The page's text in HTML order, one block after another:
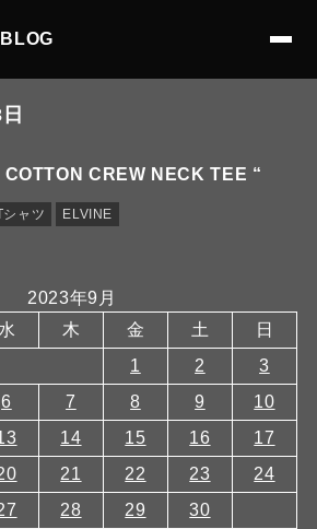
CREW NECK TEE “
シャツ
ELVINE
2023年9月
水 木 金 土
日
1
2
3
6 7 8 9
10
14 15 16
17
21 22 23
24
28 29
30